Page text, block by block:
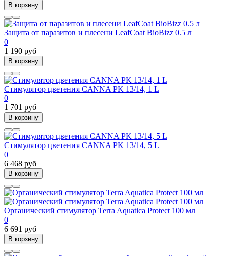
В корзину
Защита от паразитов и плесени LeafCoat BioBizz 0.5 л
0
1 190 руб
В корзину
Стимулятор цветения CANNA PK 13/14, 1 L
0
1 701 руб
В корзину
Стимулятор цветения CANNA PK 13/14, 5 L
0
6 468 руб
В корзину
Органический стимулятор Terra Aquatica Protect 100 мл
0
6 691 руб
В корзину